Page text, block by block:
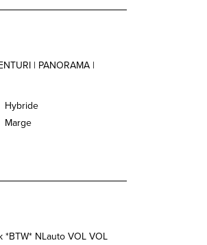
| PANORAMA |
Hybride
Marge
NLauto VOL VOL